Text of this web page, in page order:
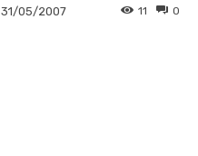
31/05/2007 0
11